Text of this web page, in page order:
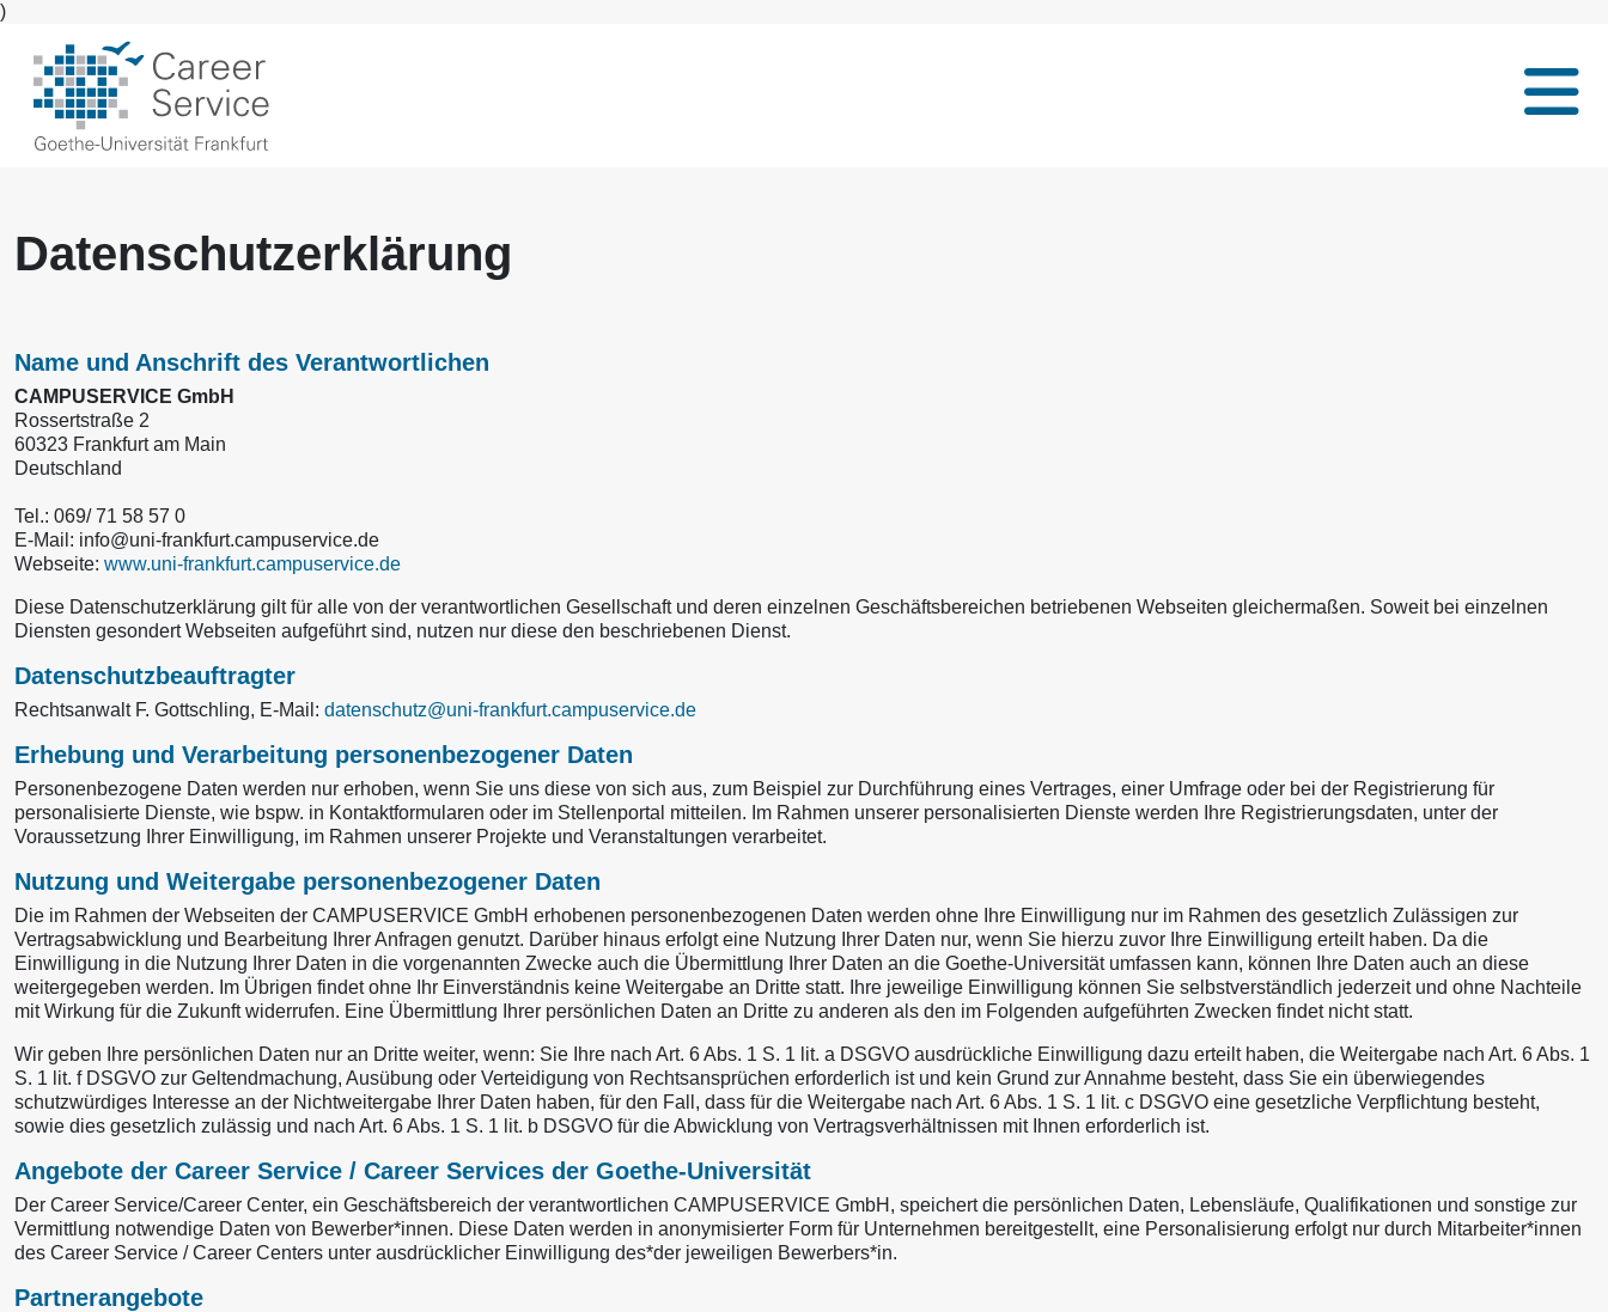
)
Datenschutzerklärung
Name und Anschrift des Verantwortlichen
CAMPUSERVICE GmbH
Rossertstraße 2
60323 Frankfurt am Main
Deutschland
Tel.: 069/ 71 58 57 0
E‑Mail: info@uni-frankfurt.campuservice.de
Webseite: www.uni-frankfurt.campuservice.de
Diese Datenschutzerklärung gilt für alle von der verantwortlichen Gesellschaft und deren einzelnen Geschäftsbereichen betriebenen Webseiten gleichermaßen. Soweit bei einzelnen
Diensten gesondert Webseiten aufgeführt sind, nutzen nur diese den beschriebenen Dienst.
Datenschutzbeauftragter
Rechtsanwalt F. Gottschling, E‑Mail: datenschutz@uni-frankfurt.campuservice.de
Erhebung und Verarbeitung personenbezogener Daten
Personenbezogene Daten werden nur erhoben, wenn Sie uns diese von sich aus, zum Beispiel zur Durchführung eines Vertrages, einer Umfrage oder bei der Registrierung für
personalisierte Dienste, wie bspw. in Kontaktformularen oder im Stellenportal mitteilen. Im Rahmen unserer personalisierten Dienste werden Ihre Registrierungsdaten, unter der
Voraussetzung Ihrer Einwilligung, im Rahmen unserer Projekte und Veranstaltungen verarbeitet.
Nutzung und Weitergabe personenbezogener Daten
Die im Rahmen der Webseiten der CAMPUSERVICE GmbH erhobenen personenbezogenen Daten werden ohne Ihre Einwilligung nur im Rahmen des gesetzlich Zulässigen zur
Vertragsabwicklung und Bearbeitung Ihrer Anfragen genutzt. Darüber hinaus erfolgt eine Nutzung Ihrer Daten nur, wenn Sie hierzu zuvor Ihre Einwilligung erteilt haben. Da die
Einwilligung in die Nutzung Ihrer Daten in die vorgenannten Zwecke auch die Übermittlung Ihrer Daten an die Goethe-Universität umfassen kann, können Ihre Daten auch an diese
weitergegeben werden. Im Übrigen findet ohne Ihr Einverständnis keine Weitergabe an Dritte statt. Ihre jeweilige Einwilligung können Sie selbstverständlich jederzeit und ohne Nachteile
mit Wirkung für die Zukunft widerrufen. Eine Übermittlung Ihrer persönlichen Daten an Dritte zu anderen als den im Folgenden aufgeführten Zwecken findet nicht statt.
Wir geben Ihre persönlichen Daten nur an Dritte weiter, wenn: Sie Ihre nach Art. 6 Abs. 1 S. 1 lit. a DSGVO ausdrückliche Einwilligung dazu erteilt haben, die Weitergabe nach Art. 6 Abs. 1
S. 1 lit. f DSGVO zur Geltendmachung, Ausübung oder Verteidigung von Rechtsansprüchen erforderlich ist und kein Grund zur Annahme besteht, dass Sie ein überwiegendes
schutzwürdiges Interesse an der Nichtweitergabe Ihrer Daten haben, für den Fall, dass für die Weitergabe nach Art. 6 Abs. 1 S. 1 lit. c DSGVO eine gesetzliche Verpflichtung besteht,
sowie dies gesetzlich zulässig und nach Art. 6 Abs. 1 S. 1 lit. b DSGVO für die Abwicklung von Vertragsverhältnissen mit Ihnen erforderlich ist.
Angebote der Career Service / Career Services der Goethe-Universität
Der Career Service/Career Center, ein Geschäftsbereich der verantwortlichen CAMPUSERVICE GmbH, speichert die persönlichen Daten, Lebensläufe, Qualifikationen und sonstige zur
Vermittlung notwendige Daten von Bewerber*innen. Diese Daten werden in anonymisierter Form für Unternehmen bereitgestellt, eine Personalisierung erfolgt nur durch Mitarbeiter*innen
des Career Service / Career Centers unter ausdrücklicher Einwilligung des*der jeweiligen Bewerbers*in.
Partnerangebote